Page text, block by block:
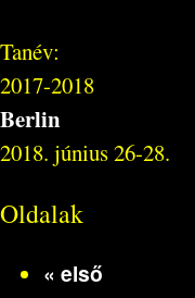
Tanév:
2017-2018
Berlin
2018. június 26-28.
Oldalak
« első